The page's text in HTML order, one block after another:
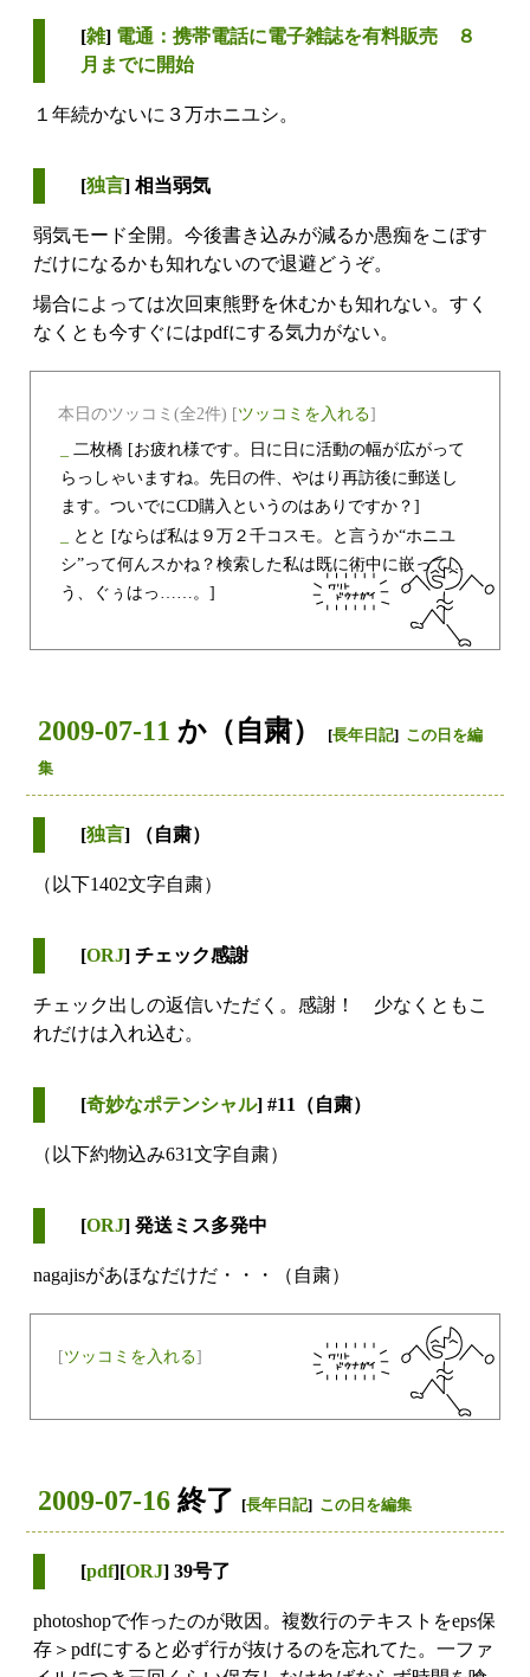
[雑] 電通：携帯電話に電子雑誌を有料販売 ８
月までに開始
１年続かないに３万ホニユシ。
[独言] 相当弱気
弱気モード全開。今後書き込みが減るか愚痴をこぼす
だけになるかも知れないので退避どうぞ。
場合によっては次回東熊野を休むかも知れない。すく
なくとも今すぐにはpdfにする気力がない。
本日のツッコミ(全2件) [ツッコミを入れる]
二枚橋 [お疲れ様です。日に日に活動の幅が広がって
らっしゃいますね。先日の件、やはり再訪後に郵送し
ます。ついでにCD購入というのはありですか？]
とと [ならば私は９万２千コスモ。と言うか“ホニユ
シ”って何んスかね？検索した私は既に術中に嵌って…
う、ぐぅはっ……。]
2009-07-11 か（自粛） [長年日記] この日を編
集
[独言] （自粛）
（以下1402文字自粛）
[ORJ] チェック感謝
チェック出しの返信いただく。感謝！ 少なくともこ
れだけは入れ込む。
[奇妙なポテンシャル] #11（自粛）
（以下約物込み631文字自粛）
[ORJ] 発送ミス多発中
nagajisがあほなだけだ・・・（自粛）
[ツッコミを入れる]
2009-07-16 終了 [長年日記] この日を編集
[pdf][ORJ] 39号了
photoshopで作ったのが敗因。複数行のテキストをeps保
存＞pdfにすると必ず行が抜けるのを忘れてた。一ファ